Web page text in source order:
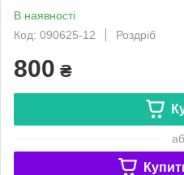
В наявності
Код: 090625-12
Роздріб
800 ₴